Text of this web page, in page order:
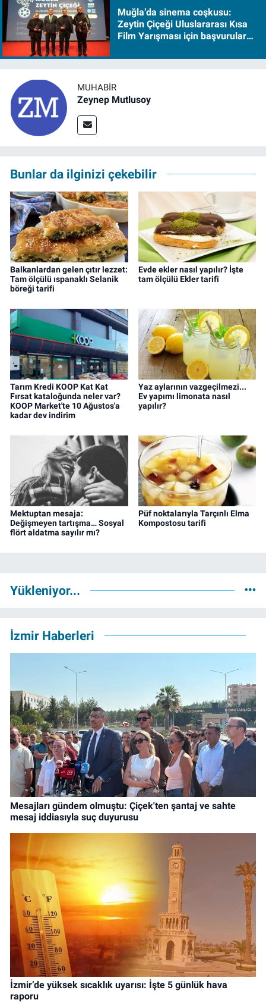
Muğla’da sinema coşkusu:
Zeytin Çiçeği Uluslararası Kısa
Film Yarışması için başvurular
MUHABIR
Zeynep Mutlusoy
Bunlar da ilginizi çekebilir
Balkanlardan gelen çıtır lezzet:
Tam ölçülü ıspanaklı Selanik
böreği tarifi
Evde ekler nasıl yapılır? İşte
tam ölçülü Ekler tarifi
Tarım Kredi KOOP Kat Kat
Fırsat kataloğunda neler var?
KOOP Market'te 10 Ağustos'a
kadar dev indirim
Yaz aylarının vazgeçilmezi...
Ev yapımı limonata nasıl
yapılır?
Mektuptan mesaja:
Değişmeyen tartışma… Sosyal
flört aldatma sayılır mı?
Püf noktalarıyla Tarçınlı Elma
Kompostosu tarifi
Yükleniyor...
İzmir Haberleri
Mesajları gündem olmuştu: Çiçek'ten şantaj ve sahte
mesaj iddiasıyla suç duyurusu
İzmir’de yüksek sıcaklık uyarısı: İşte 5 günlük hava
raporu